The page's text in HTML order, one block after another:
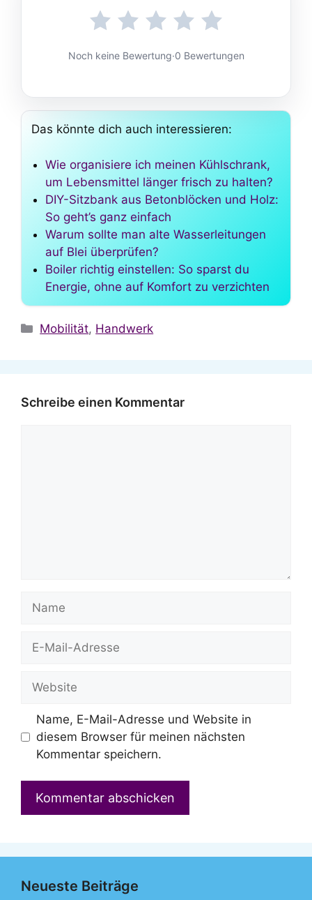
Noch keine Bewertung·0 Bewertungen
Das könnte dich auch interessieren:
Wie organisiere ich meinen Kühlschrank,
um Lebensmittel länger frisch zu halten?
DIY-Sitzbank aus Betonblöcken und Holz:
So geht’s ganz einfach
Warum sollte man alte Wasserleitungen
auf Blei überprüfen?
Boiler richtig einstellen: So sparst du
Energie, ohne auf Komfort zu verzichten
Kategorien
Mobilität, Handwerk
Schreibe einen Kommentar
Mail-
Name, E-Mail-Adresse und Website in
diesem Browser für meinen nächsten
Kommentar speichern.
Neueste Beiträge